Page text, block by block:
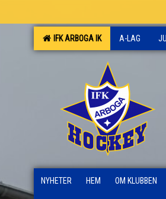
IFK ARBOGA IK A-LAG
NYHETER HEM OM KLUBBEN